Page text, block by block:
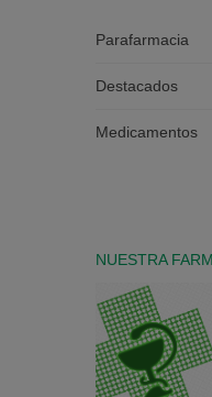
Parafarmacia
Destacados
Medicamentos
NUESTRA